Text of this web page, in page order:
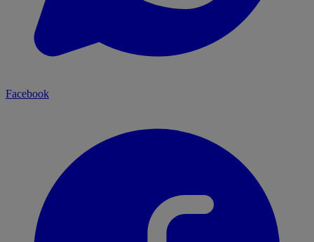
Facebook